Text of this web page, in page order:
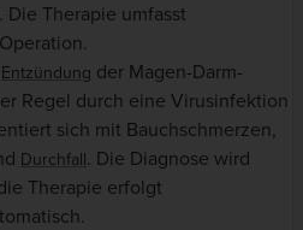
Therapie umfasst
Entzündung der Magen-Darm-
Regel durch eine Virusinfektion
sich mit Bauchschmerzen,
Durchfall. Die Diagnose wird
Therapie erfolgt